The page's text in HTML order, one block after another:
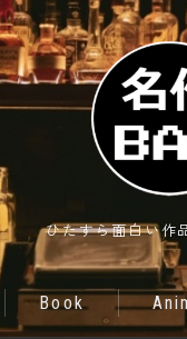
ひたすら面白い作
Book